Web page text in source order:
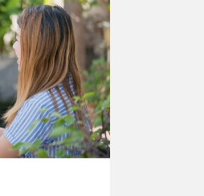
和孩子一起長大的那個男
懂父親的不同模樣
沒有人天生就擅長當爸爸！
在一次次「前所未有」的體
著孩子一起長大。從給予安
體遊戲，到獨立自主、角色